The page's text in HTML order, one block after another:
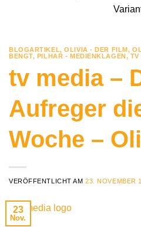
BLOGARTIKEL,OLIVIA - DER FILM,
BENGT, PILHAR - MEDIENKLAGEN, TV
tv media –
Aufreger
Woche –
VERÖFFENTLICHT AM23. NOVEMBER
23
Nov.